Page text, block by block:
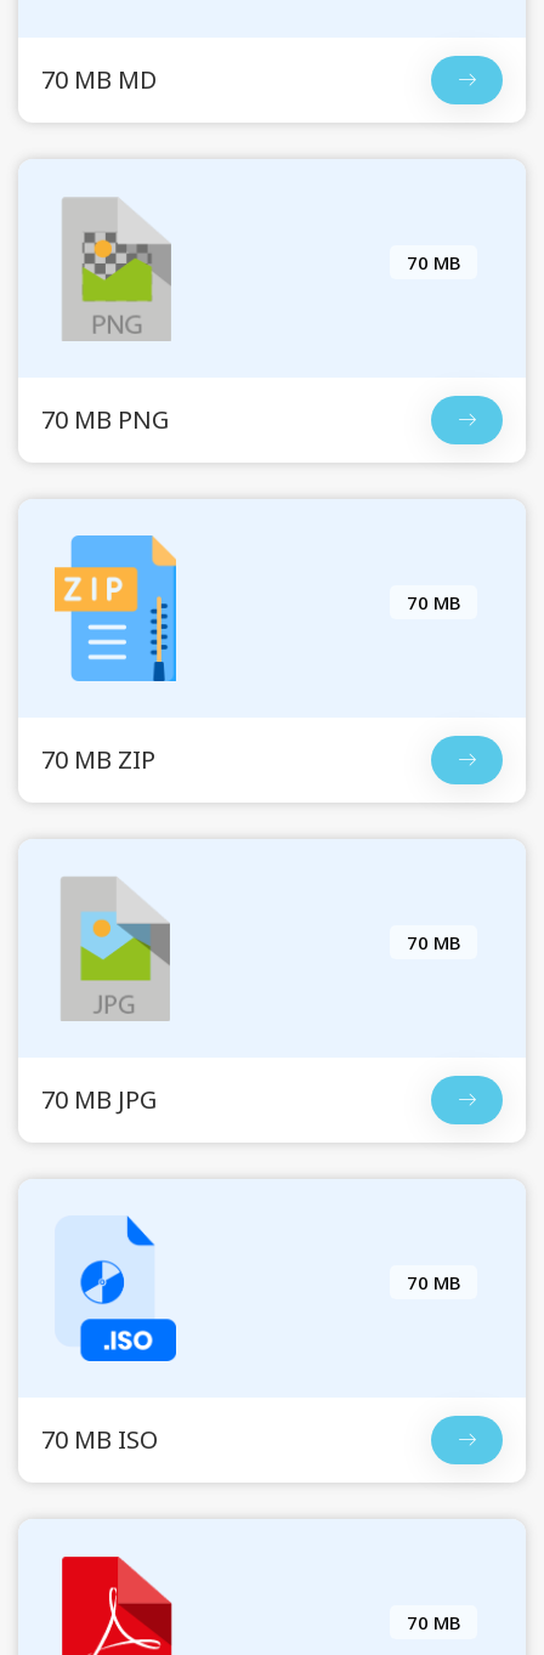
70 MB MD
70 MB
70 MB PNG
70 MB
70 MB ZIP
70 MB
70 MB JPG
70 MB
70 MB ISO
70 MB